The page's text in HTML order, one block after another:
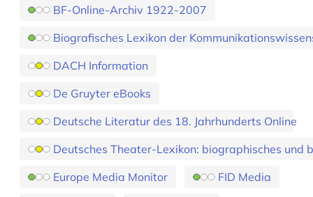
BF-Online-Archiv 1922-2007
Biografisches Lexikon der
DACH Information
De Gruyter eBooks
Deutsche Literatur des 18. Jahrhunderts Online
Deutsches Theater-Lexikon: biographisches und
Europe Media Monitor
FID Media